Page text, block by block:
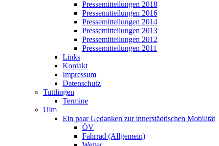
Pressemitteilungen 2018
Pressemitteilungen 2016
Pressemitteilungen 2014
Pressemitteilungen 2013
Pressemitteilungen 2012
Pressemitteilungen 2011
Links
Kontakt
Impressum
Datenschutz
Tuttlingen
Termine
Ulm
Ein paar Gedanken zur innerstädtischen Mobilität
ÖV
Fahrrad (Allgemein)